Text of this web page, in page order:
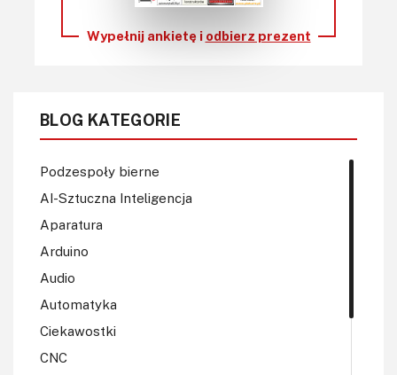
Wypełnij ankietę i odbierz prezent
BLOG KATEGORIE
Podzespoły bierne
AI-Sztuczna Inteligencja
Aparatura
Arduino
Audio
Automatyka
Ciekawostki
CNC